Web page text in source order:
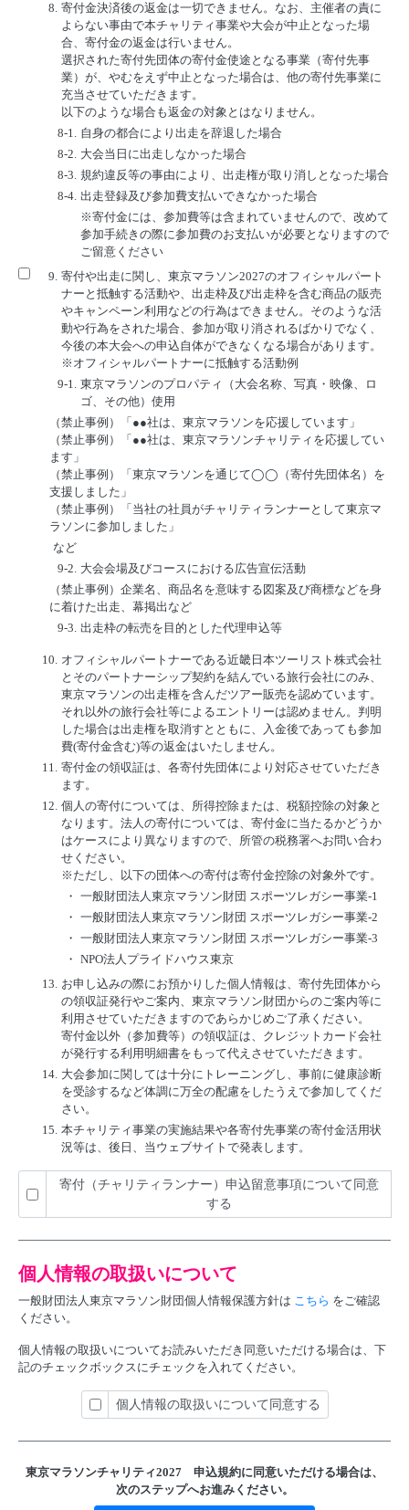
8. 寄付金決済後の返金は一切できません。なお、主催者の責に
よらない事由で本チャリティ事業や大会が中止となった場
合、寄付金の返金は行いません。
選択された寄付先団体の寄付金使途となる事業（寄付先事
業）が、やむをえず中止となった場合は、他の寄付先事業に
充当させていただきます。
以下のような場合も返金の対象とはなりません。
8-1. 自身の都合により出走を辞退した場合
8-2. 大会当日に出走しなかった場合
8-3. 規約違反等の事由により、出走権が取り消しとなった場合
8-4. 出走登録及び参加費支払いできなかった場合
※寄付金には、参加費等は含まれていませんので、改めて
参加手続きの際に参加費のお支払いが必要となりますので
ご留意ください
9. 寄付や出走に関し、東京マラソン2027のオフィシャルパート
ナーと抵触する活動や、出走枠及び出走枠を含む商品の販売
やキャンペーン利用などの行為はできません。そのような活
動や行為をされた場合、参加が取り消されるばかりでなく、
今後の本大会への申込自体ができなくなる場合があります。
※オフィシャルパートナーに抵触する活動例
9-1. 東京マラソンのプロパティ（大会名称、写真・映像、ロ
ゴ、その他）使用
（禁止事例）「●●社は、東京マラソンを応援しています」
（禁止事例）「●●社は、東京マラソンチャリティを応援してい
ます」
（禁止事例）「東京マラソンを通じて◯◯（寄付先団体名）を
支援しました」
（禁止事例）「当社の社員がチャリティランナーとして東京マ
ラソンに参加しました」
など
9-2. 大会会場及びコースにおける広告宣伝活動
（禁止事例）企業名、商品名を意味する図案及び商標などを身
に着けた出走、幕掲出など
9-3. 出走枠の転売を目的とした代理申込等
10. オフィシャルパートナーである近畿日本ツーリスト株式会社
とそのパートナーシップ契約を結んでいる旅行会社にのみ、
東京マラソンの出走権を含んだツアー販売を認めています。
それ以外の旅行会社等によるエントリーは認めません。判明
した場合は出走権を取消すとともに、入金後であっても参加
費(寄付金含む)等の返金はいたしません。
11. 寄付金の領収証は、各寄付先団体により対応させていただき
ます。
12. 個人の寄付については、所得控除または、税額控除の対象と
なります。法人の寄付については、寄付金に当たるかどうか
はケースにより異なりますので、所管の税務署へお問い合わ
せください。
※ただし、以下の団体への寄付は寄付金控除の対象外です。
・ 一般財団法人東京マラソン財団 スポーツレガシー事業-1
・ 一般財団法人東京マラソン財団 スポーツレガシー事業-2
・ 一般財団法人東京マラソン財団 スポーツレガシー事業-3
・ NPO法人プライドハウス東京
13. お申し込みの際にお預かりした個人情報は、寄付先団体から
の領収証発行やご案内、東京マラソン財団からのご案内等に
利用させていただきますのであらかじめご了承ください。
寄付金以外（参加費等）の領収証は、クレジットカード会社
が発行する利用明細書をもって代えさせていただきます。
14. 大会参加に関しては十分にトレーニングし、事前に健康診断
を受診するなど体調に万全の配慮をしたうえで参加してくだ
さい。
15. 本チャリティ事業の実施結果や各寄付先事業の寄付金活用状
況等は、後日、当ウェブサイトで発表します。
寄付（チャリティランナー）申込留意事項について同意
する
個人情報の取扱いについて
一般財団法人東京マラソン財団個人情報保護方針は こちら をご確認
ください。
個人情報の取扱いについてお読みいただき同意いただける場合は、下
記のチェックボックスにチェックを入れてください。
個人情報の取扱いについて同意する
東京マラソンチャリティ2027 申込規約に同意いただける場合は、
次のステップへお進みください。